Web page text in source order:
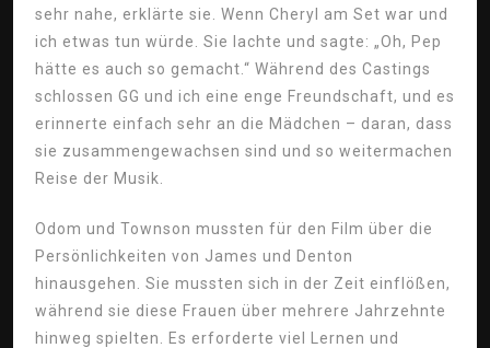
sehr nahe, erklärte sie. Wenn Cheryl am Set war und
ich etwas tun würde. Sie lachte und sagte: „Oh, Pep
hätte es auch so gemacht.“ Während des Castings
schlossen GG und ich eine enge Freundschaft, und es
erinnerte einfach sehr an die Mädchen – daran, dass
sie zusammengewachsen sind und so weitermachen
Reise der Musik.
Odom und Townson mussten für den Film über die
Persönlichkeiten von James und Denton
hinausgehen. Sie mussten sich in der Zeit einflößen,
während sie diese Frauen über mehrere Jahrzehnte
hinweg spielten. Es erforderte viel Lernen und